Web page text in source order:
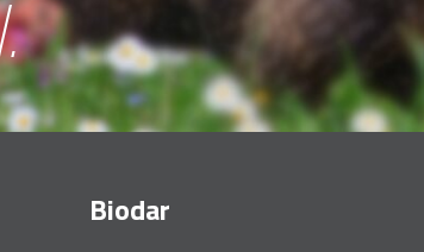
Biodar